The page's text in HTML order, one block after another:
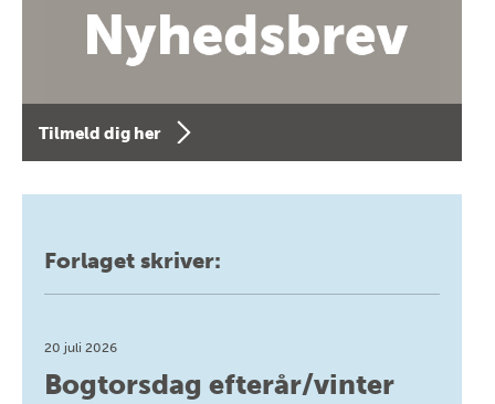
Tilmeld dig her
Forlaget skriver:
20 juli 2026
Bogtorsdag efterår/vinter